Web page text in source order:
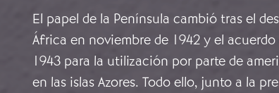
El papel de la Península cambió tras el
África en noviembre de 1942 y el
1943 para la utilización por parte de
en las islas Azores. Todo ello, junto a la